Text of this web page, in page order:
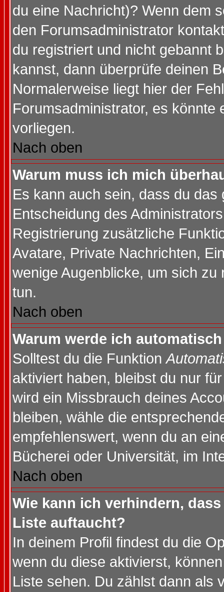
du eine Nachricht)? Wenn dem
den Forumsadministrator
du registriert und nicht gebannt
kannst, dann überprüfe deinen
Normalerweise liegt hier der
Forumsadministrator, es könnte
vorliegen.
Nach oben
Warum muss ich mich
Es kann auch sein, dass du
Entscheidung des
Registrierung zusätzliche
Avatare, Private Nachrichten,
wenige Augenblicke, um sich
tun.
Nach oben
Warum werde ich
Solltest du die Funktion
aktiviert haben, bleibst du nur
wird ein Missbrauch deines
bleiben, wähle die
empfehlenswert, wenn du an
Bücherei oder Universität, im
Nach oben
Wie kann ich verhindern,
Liste auftaucht?
In deinem Profil findest du die
wenn du diese aktivierst,
Liste sehen. Du zählst dann als